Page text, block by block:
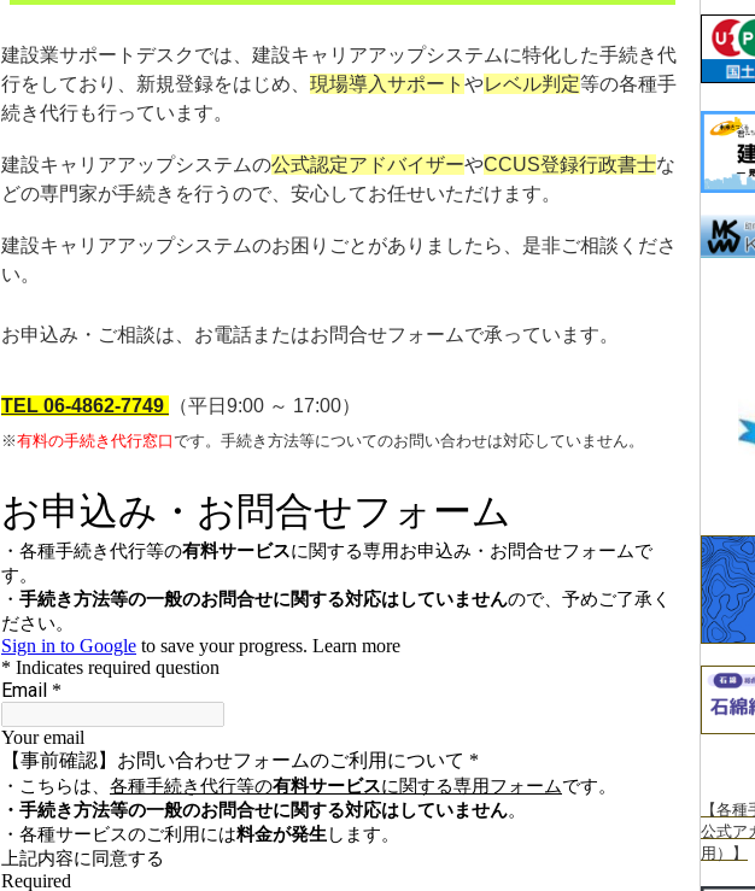
建設業サポートデスクでは、建設キャリアアップシステムに特化した手続き代
行をしており、新規登録をはじめ、 現場導入サポート やレベル判定等の各種手
続き代行も行っています。
建設キャリアアップシステムの公式認定アドバイザーやCCUS登録行政書士な
どの専門家が手続きを行うので、安心してお任せいただけます。
建設キャリアアップシステムのお困りごとがありましたら、是非ご相談くださ
い。
お申込み・ご相談は、お電話またはお問合せフォームで承っています。
TEL 06-4862-7749 （平日9:00 ～ 17:00）
※有料の手続き代行窓口です。手続き方法等についてのお問い合わせは対応していません。
【各
公式ア
用）】